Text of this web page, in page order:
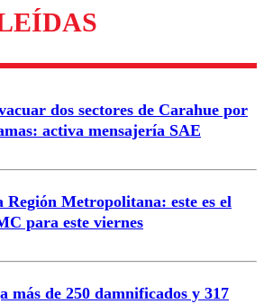
Enviar comentario
dos sectores de Carahue por
activa mensajería SAE
Región Metropolitana: este es el
para este viernes
más de 250 damnificados y 317